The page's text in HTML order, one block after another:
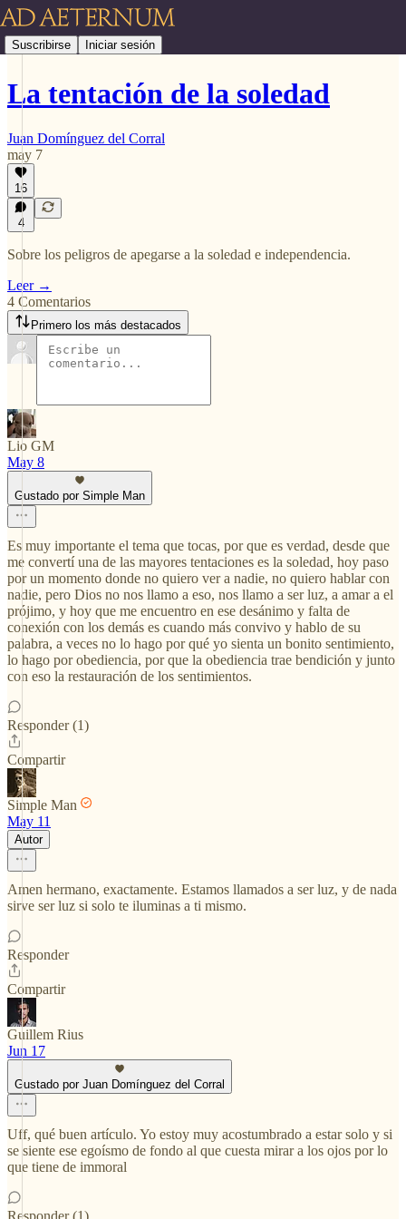
Suscribirse Iniciar sesión
La tentación de la soledad
Juan Domínguez del Corral
may 7
16
4
Sobre los peligros de apegarse a la soledad e independencia.
Leer →
4 Comentarios
Primero los más destacados
Lio GM
May 8
Gustado por Simple Man
Es muy importante el tema que tocas, por que es verdad, desde que
me convertí una de las mayores tentaciones es la soledad, hoy paso
por un momento donde no quiero ver a nadie, no quiero hablar con
nadie, pero Dios no nos llamo a eso, nos llamo a ser luz, a amar a el
prójimo, y hoy que me encuentro en ese desánimo y falta de
conexión con los demás es cuando más convivo y hablo de su
palabra, a veces no lo hago por qué yo sienta un bonito sentimiento,
lo hago por obediencia, por que la obediencia trae bendición y junto
con eso la restauración de los sentimientos.
Responder (1)
Compartir
Simple Man
May 11
Autor
Amen hermano, exactamente. Estamos llamados a ser luz, y de nada
sirve ser luz si solo te iluminas a ti mismo.
Responder
Compartir
Guillem Rius
Jun 17
Gustado por Juan Domínguez del Corral
Uff, qué buen artículo. Yo estoy muy acostumbrado a estar solo y si
se siente ese egoísmo de fondo al que cuesta mirar a los ojos por lo
que tiene de immoral
Responder (1)